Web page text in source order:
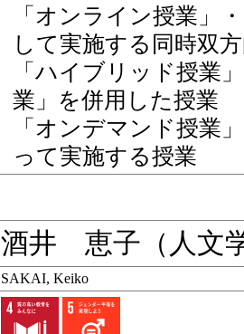
「オンライン授業」
して実施する同時双
「ハイブリッド授業
業」を併用した授業
「オンデマンド授業
って実施する授業
酒井 恵子（人文
SAKAI, Keiko